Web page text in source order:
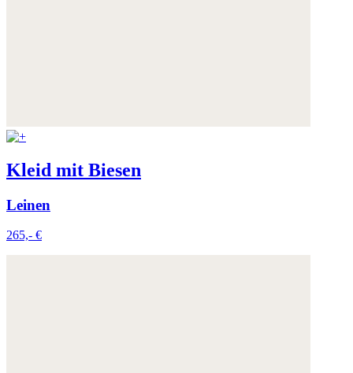
Kleid mit Biesen
Leinen
265,- €